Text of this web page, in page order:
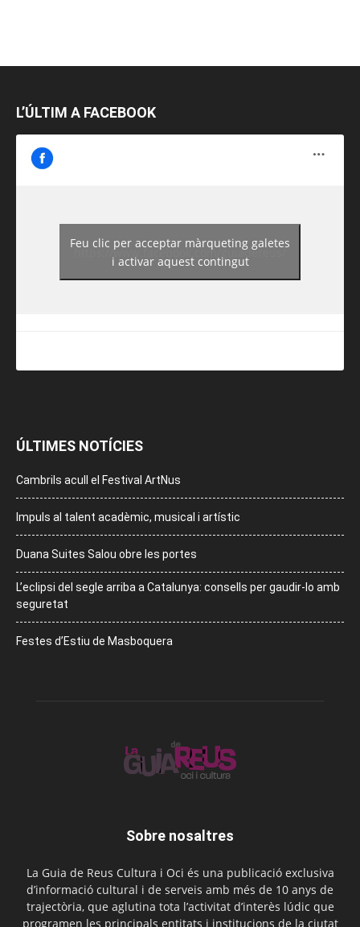
L’ÚLTIM A FACEBOOK
https://www.facebook.com/guiadereus/
Feu clic per acceptar màrqueting galetes
i activar aquest contingut
ÚLTIMES NOTÍCIES
Cambrils acull el Festival ArtNus
Impuls al talent acadèmic, musical i artístic
Duana Suites Salou obre les portes
L’eclipsi del segle arriba a Catalunya: consells per gaudir-lo amb
seguretat
Festes d’Estiu de Masboquera
Sobre nosaltres
La Guia de Reus Cultura i Oci és una publicació exclusiva
d’informació cultural i de serveis amb més de 10 anys de
trajectòria, que aglutina tota l’activitat d’interès lúdic que
programen les principals entitats i institucions de la ciutat